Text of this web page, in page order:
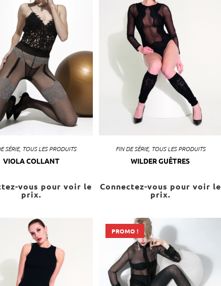
SÉRIE, TOUS LES PRODUITS
VIOLA COLLANT
vous pour voir le
prix.
FIN DE SÉRIE, TOUS LES PRODUITS
WILDER GUÊTRES
Connectez-vous pour voir le
prix.
PROMO !